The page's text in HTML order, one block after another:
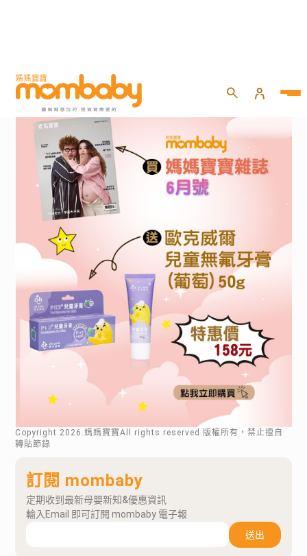
Copyright 2026 .媽媽寶寶All rights reserved.版權所有，禁止擅自
轉貼節錄
訂閱 mombaby
定期收到最新母嬰新知&優惠資訊
輸入Email 即可訂閱 mombaby 電子報
送出